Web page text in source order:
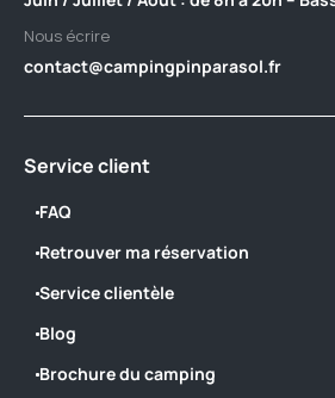
Nous écrire
contact@campingpinparasol.fr
Service client
FAQ
Retrouver ma réservation
Service clientèle
Blog
Brochure du camping